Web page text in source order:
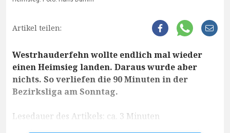
Artikel teilen:
Westrhauderfehn wollte endlich mal wieder
einen Heimsieg landen. Daraus wurde aber
nichts. So verliefen die 90 Minuten in der
Bezirksliga am Sonntag.
Lesedauer des Artikels: ca. 3 Minuten